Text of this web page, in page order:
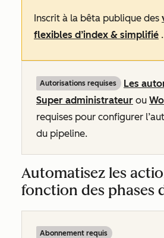
Inscrit à la bêta publique des
flexibles d’index & simplifié .
Autorisations requises
Les
Super administrateur ou
requises pour configurer
du pipeline.
Automatisez les
fonction des phases
Abonnement requis